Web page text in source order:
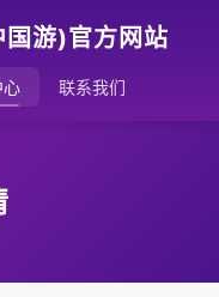
游)官方网站
心 联系我们